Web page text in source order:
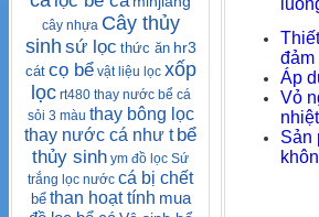
cây nhựa Cây thủy
sinh sứ lọc thức ăn hr3
cát cọ bể vật liệu lọc xốp
lọc rt480 thay nước bể cá
sỏi 3 màu thay bông lọc
thay nước cá như t bể
thủy sinh ym đồ lọc Sứ
trắng lọc nước cá bị chết
bể than hoạt tính mua
đảm
Áp
Vỏ
Sản